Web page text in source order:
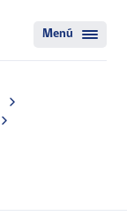
Menú